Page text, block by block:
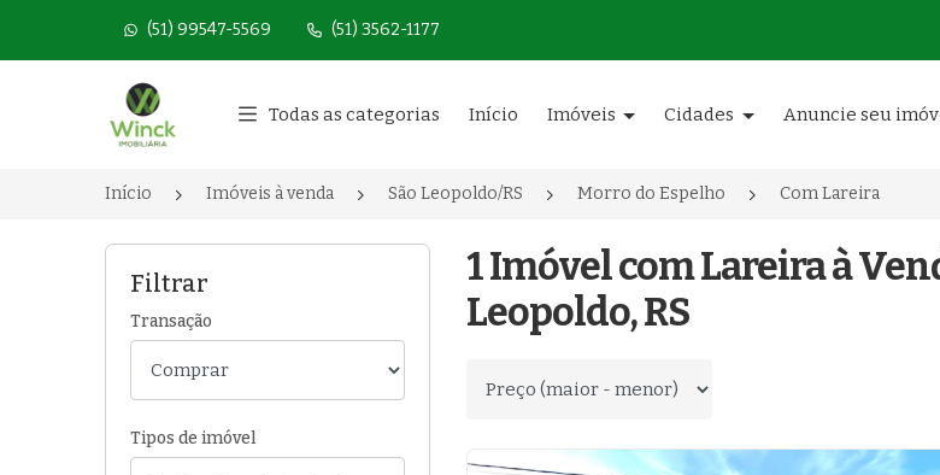
(51) 99547-5569 (51) 3562-1177
Página inicial
Todas as categorias Início Imóveis Cidades Anuncie seu
Início Imóveis à venda São Leopoldo/RS Morro do Espelho Com Lareira
Filtrar
Transação
Tipos de imóvel
1 Imóvel com Lareira à
Leopoldo, RS
Ordenar por